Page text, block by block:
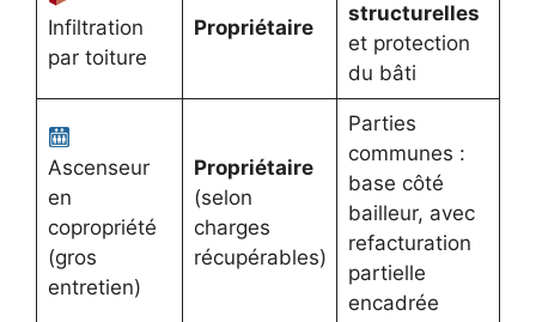
Infiltration
par toiture
Propriétaire
structurelles
et protection
du bâti
Ascenseur
en
copropriété
(gros
entretien)
Propriétaire
(selon
charges
récupérables)
Parties
communes :
base côté
bailleur, avec
refacturation
partielle
encadrée